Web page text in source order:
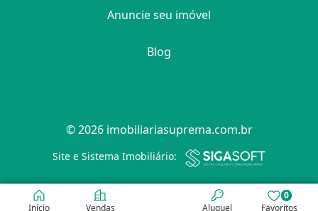
Filtro
Anuncie seu imóvel
Blog
© 2026 imobiliariasuprema.com.br
Site e Sistema Imobiliário:
Início Vendas Aluguel
0
Favoritos